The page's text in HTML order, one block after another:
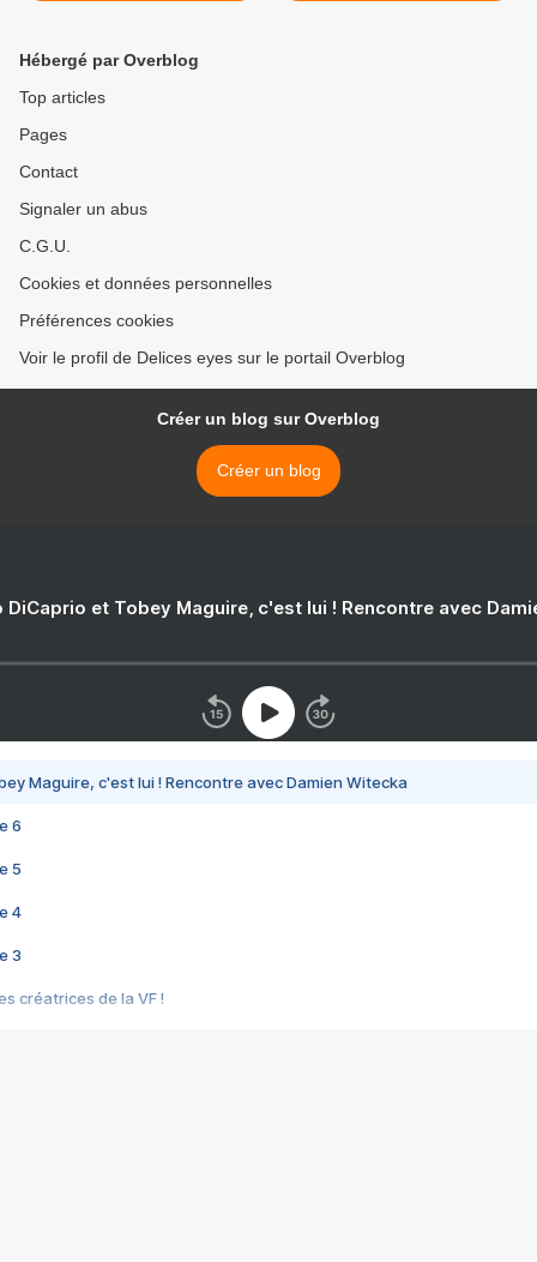
Hébergé par Overblog
Top articles
Pages
Contact
Signaler un abus
C.G.U.
Cookies et données personnelles
Préférences cookies
Voir le profil de Delices eyes sur le portail Overblog
Créer un blog sur Overblog
Créer un blog
DiCaprio et Tobey Maguire, c'est lui ! Rencontre avec
Maguire, c'est lui ! Rencontre avec Damien Witecka
6
5
4
3
créatrices de la VF !